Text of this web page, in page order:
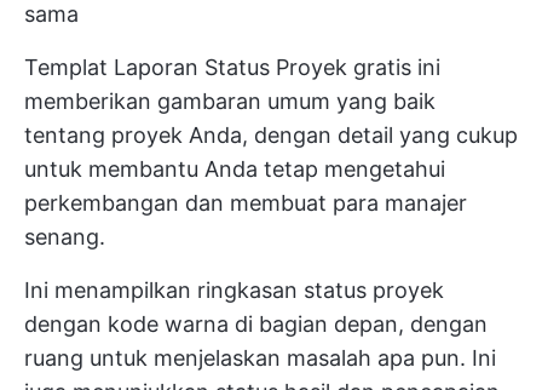
sama
Templat Laporan Status Proyek gratis ini
memberikan gambaran umum yang baik
tentang proyek Anda, dengan detail yang cukup
untuk membantu Anda tetap mengetahui
perkembangan dan membuat para manajer
senang.
Ini menampilkan ringkasan status proyek
dengan kode warna di bagian depan, dengan
ruang untuk menjelaskan masalah apa pun. Ini